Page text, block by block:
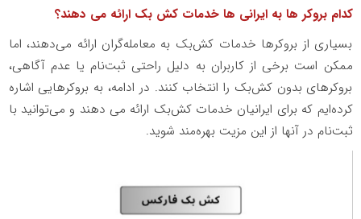
کدام بروکر ها به ایرانی ها خدمات کش بک ارائه می دهند؟
بسیاری از بروکرها خدمات کش‌بک به معامله‌گران ارائه می‌دهند، اما
ممکن است برخی از کاربران به دلیل راحتی ثبت‌نام یا عدم آگاهی،
بروکرهای بدون کش‌بک را انتخاب کنند. در ادامه، به بروکرهایی اشاره
کرده‌ایم که برای ایرانیان خدمات کش‌بک ارائه می دهند و می‌توانید با
ثبت‌نام در آنها از این مزیت بهره‌مند شوید.